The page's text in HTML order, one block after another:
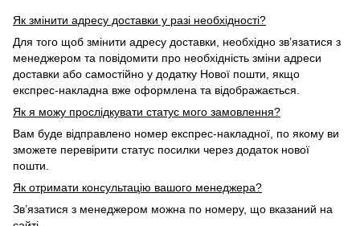
Як змінити адресу доставки у разі необхідності?
Для того щоб змінити адресу доставки, необхідно зв’язатися з
менеджером та повідомити про необхідність зміни адреси
доставки або самостійно у додатку Нової пошти, якщо
експрес-накладна вже оформлена та відображається.
Як я можу прослідкувати статус мого замовлення?
Вам буде відправлено номер експрес-накладної, по якому ви
зможете перевірити статус посилки через додаток нової
пошти.
Як отримати консультацію вашого менеджера?
Зв’язатися з менеджером можна по номеру, що вказаний на